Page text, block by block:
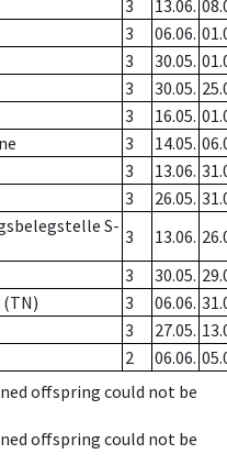
3 13.06.
3 06.06.
3 30.05.
3 30.05.
3 16.05.
3 14.05.
3 13.06.
3 26.05.
S- 3 13.06.
3 30.05.
(TN) 3 06.06.
3 27.05.
2 06.06.
offspring could not be
offspring could not be